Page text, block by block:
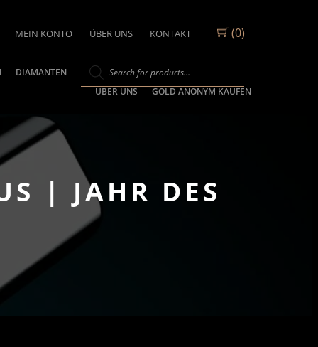
(0)
MEIN KONTO ÜBER UNS KONTAKT
DIAMANTEN
ÜBER UNS
GOLD ANONYM KAUFEN
| JAHR DES